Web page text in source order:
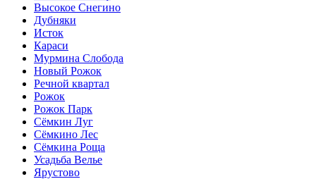
Высокое Снегино
Дубняки
Исток
Караси
Мурмина Слобода
Новый Рожок
Речной квартал
Рожок
Рожок Парк
Сёмкин Луг
Сёмкино Лес
Сёмкина Роща
Усадьба Велье
Ярустово